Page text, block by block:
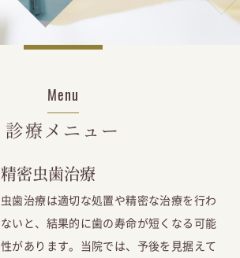
Menu
診療メニュー
精密虫歯治療
虫歯治療は適切な処置や精密な治療を行わ
ないと、結果的に歯の寿命が短くなる可能
性があります。当院では、予後を見据えて